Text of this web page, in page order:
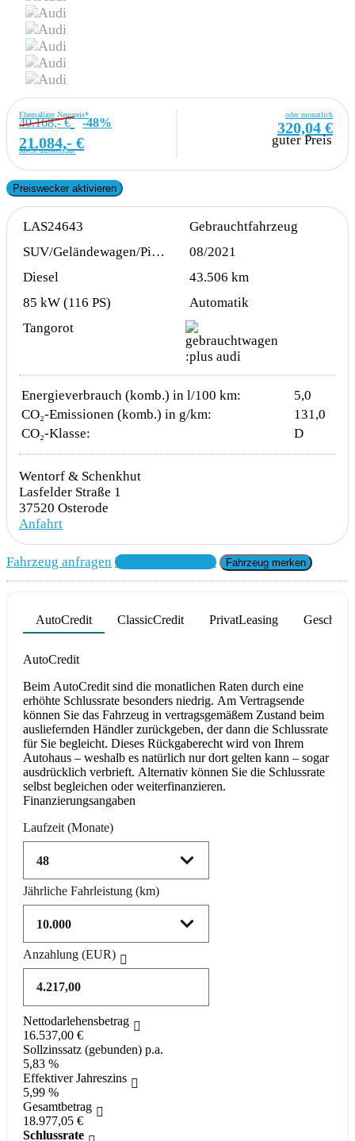
Ehemaliger Neupreis*
40.168,- € -48%
21.084,- €
MwSt ausweisbar
oder monatlich
320,04 €
guter Preis
Preiswecker aktivieren
LAS24643
Gebrauchtfahrzeug
SUV/Geländewagen/Pickup
08/2021
Diesel
43.506 km
85 kW (116 PS)
Automatik
Tangorot
Energieverbrauch (komb.) in l/100 km:
5,0
CO₂-Emissionen (komb.) in g/km:
131,0
CO₂-Klasse:
D
Wentorf & Schenkhut
Lasfelder Straße 1
37520 Osterode
Anfahrt
Fahrzeug anfragen Fahrzeug drucken Fahrzeug merken
AutoCredit ClassicCredit PrivatLeasing
AutoCredit
Beim AutoCredit sind die monatlichen Raten durch eine
erhöhte Schlussrate besonders niedrig. Am Vertragsende
können Sie das Fahrzeug in vertragsgemäßem Zustand beim
ausliefernden Händler zurückgeben, der dann die Schlussrate
für Sie begleicht. Dieses Rückgaberecht wird von Ihrem
Autohaus – weshalb es natürlich nur dort gelten kann – sogar
ausdrücklich verbrieft. Alternativ können Sie die Schlussrate
selbst begleichen oder weiterfinanzieren.
Finanzierungsangaben
Laufzeit (Monate)
Jährliche Fahrleistung (km)
Anzahlung (EUR)
Nettodarlehensbetrag
16.537,00 €
Sollzinssatz (gebunden) p.a.
5,83 %
Effektiver Jahreszins
5,99 %
Gesamtbetrag
18.977,05 €
Schlussrate